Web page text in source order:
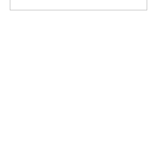
子暗号（PQC）ロードマ